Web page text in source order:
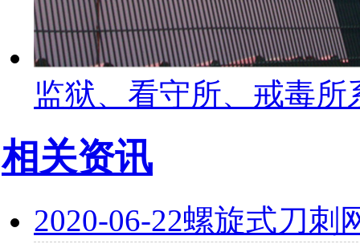
监狱、看守所、戒毒所
相关资讯
2020-06-22螺旋式刀刺